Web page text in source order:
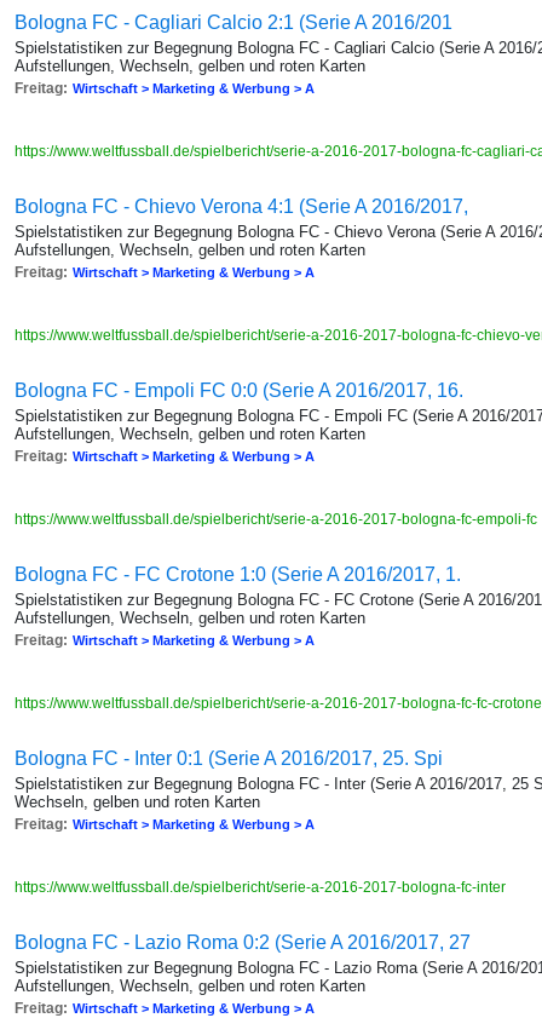
Bologna FC - Cagliari Calcio 2:1 (Serie A 2016/201
Spielstatistiken zur Begegnung Bologna FC - Cagliari Calcio (Serie A
Aufstellungen, Wechseln, gelben und roten Karten
Freitag: Wirtschaft > Marketing & Werbung > A
https://www.weltfussball.de/spielbericht/serie-a-2016-2017-bologna-fc-cagliari-
Bologna FC - Chievo Verona 4:1 (Serie A 2016/2017,
Spielstatistiken zur Begegnung Bologna FC - Chievo Verona (Serie A
Aufstellungen, Wechseln, gelben und roten Karten
Freitag: Wirtschaft > Marketing & Werbung > A
https://www.weltfussball.de/spielbericht/serie-a-2016-2017-bologna-fc-chievo-
Bologna FC - Empoli FC 0:0 (Serie A 2016/2017, 16.
Spielstatistiken zur Begegnung Bologna FC - Empoli FC (Serie A 2016/
Aufstellungen, Wechseln, gelben und roten Karten
Freitag: Wirtschaft > Marketing & Werbung > A
https://www.weltfussball.de/spielbericht/serie-a-2016-2017-bologna-fc-empoli-fc
Bologna FC - FC Crotone 1:0 (Serie A 2016/2017, 1.
Spielstatistiken zur Begegnung Bologna FC - FC Crotone (Serie A 2016/
Aufstellungen, Wechseln, gelben und roten Karten
Freitag: Wirtschaft > Marketing & Werbung > A
https://www.weltfussball.de/spielbericht/serie-a-2016-2017-bologna-fc-fc-
Bologna FC - Inter 0:1 (Serie A 2016/2017, 25. Spi
Spielstatistiken zur Begegnung Bologna FC - Inter (Serie A 2016/2017, 25
Wechseln, gelben und roten Karten
Freitag: Wirtschaft > Marketing & Werbung > A
https://www.weltfussball.de/spielbericht/serie-a-2016-2017-bologna-fc-inter
Bologna FC - Lazio Roma 0:2 (Serie A 2016/2017, 27
Spielstatistiken zur Begegnung Bologna FC - Lazio Roma (Serie A 2016/
Aufstellungen, Wechseln, gelben und roten Karten
Freitag: Wirtschaft > Marketing & Werbung > A